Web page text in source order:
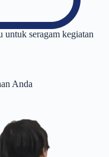
seragam kegiatan
Anda